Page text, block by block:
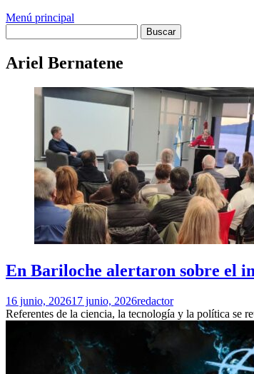
Menú principal
Ariel Bernatene
En Bariloche alertaron sobre el
16 junio, 202617 junio, 2026redactor
Referentes de la ciencia, la tecnología y la política se